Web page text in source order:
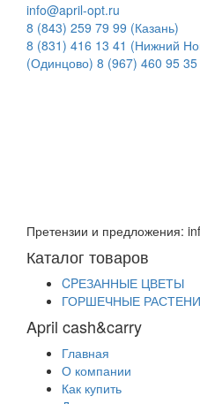
info@april-opt.ru
8 (843) 259 79 99 (Казань)
8 (831) 416 13 41 (Нижний
(Одинцово) 8 (967) 460 95 35
Претензии и предложения:
Каталог товаров
CPЕЗАННЫЕ ЦВЕТЫ
ГОРШЕЧНЫЕ
April cash&carry
Главная
О компании
Как купить